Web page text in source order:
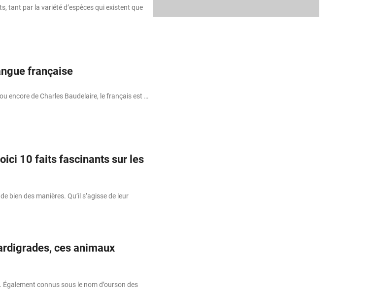
tant par la variété d’espèces qui existent que
française
encore de Charles Baudelaire, le français est …
10 faits fascinants sur les
bien des manières. Qu’il s’agisse de leur
ces animaux
connus sous le nom d’ourson des